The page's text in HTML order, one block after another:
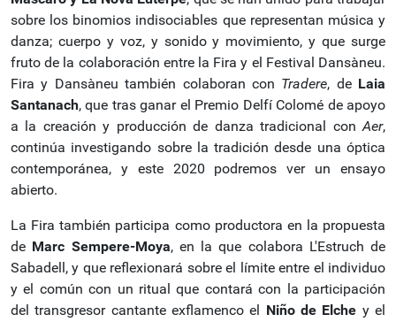
sobre los binomios indisociables que representan música y
danza; cuerpo y voz, y sonido y movimiento, y que surge
fruto de la colaboración entre la Fira y el Festival Dansàneu.
Fira y Dansàneu también colaboran con Tradere, de Laia
Santanach, que tras ganar el Premio Delfí Colomé de apoyo
a la creación y producción de danza tradicional conAer,
continúa investigando sobre la tradición desde una óptica
contemporánea, y este 2020 podremos ver un ensayo
abierto.
La Fira también participa como productora en la propuesta
de Marc Sempere-Moya, en la que colabora L'Estruch de
Sabadell, y que reflexionará sobre el límite entre el individuo
y el común con un ritual que contará con la participación
del transgresor cantante exflamenco el Niño de Elche y el